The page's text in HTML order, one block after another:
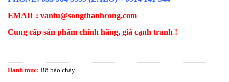
EMAIL: vantu@songthanhcong.com
Cung cấp sản phẩm chính hãng, giá cạnh tranh !
Danh mục: Bộ báo cháy